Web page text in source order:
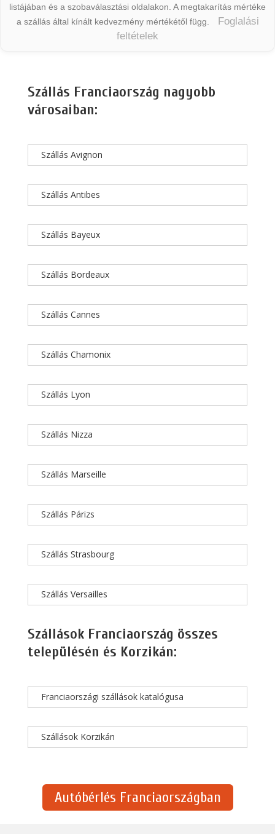
listájában és a szobaválasztási oldalakon. A megtakarítás mértéke
a szállás által kínált kedvezmény mértékétől függ.
Foglalási
feltételek
Szállás Franciaország nagyobb
városaiban:
Szállás Avignon
Szállás Antibes
Szállás Bayeux
Szállás Bordeaux
Szállás Cannes
Szállás Chamonix
Szállás Lyon
Szállás Nizza
Szállás Marseille
Szállás Párizs
Szállás Strasbourg
Szállás Versailles
Szállások Franciaország összes
településén és Korzikán:
Franciaországi szállások katalógusa
Szállások Korzikán
Autóbérlés Franciaországban